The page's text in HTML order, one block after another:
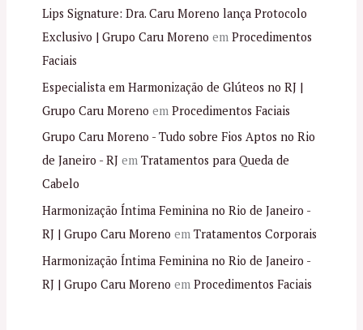
Lips Signature: Dra. Caru Moreno lança Protocolo
Exclusivo | Grupo Caru Moreno em Procedimentos
Faciais
Especialista em Harmonização de Glúteos no RJ |
Grupo Caru Moreno em Procedimentos Faciais
Grupo Caru Moreno - Tudo sobre Fios Aptos no Rio
de Janeiro - RJem Tratamentos para Queda de
Cabelo
Harmonização Íntima Feminina no Rio de Janeiro -
RJ | Grupo Caru Moreno em Tratamentos Corporais
Harmonização Íntima Feminina no Rio de Janeiro -
RJ | Grupo Caru Moreno em Procedimentos Faciais